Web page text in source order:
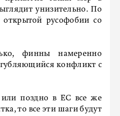
унизительно. По
открытой русофобии со
финны намеренно
конфликт с
или поздно в ЕС все же
то все эти шаги будут